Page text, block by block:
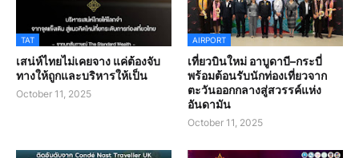
TAT
เสน่ห์ไทยไม่เคยจาง แค่ต้องจับ
ทางให้ถูกและบริหารให้เป็น
October 11, 2025
AIRPORT
เที่ยวบินใหม่ อาบูดาบี–กระบี่
พร้อมต้อนรับนักท่องเที่ยวจาก
ตะวันออกกลางสู่สวรรค์แห่ง
อันดามัน
October 11, 2025